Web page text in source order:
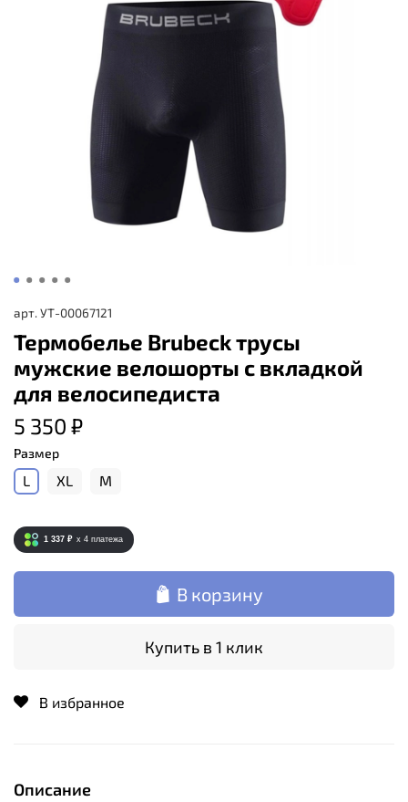
арт. УТ-00067121
Термобелье Brubeck трусы
мужские велошорты с вкладкой
для велосипедиста
5 350 ₽
Размер
L XL М
1 337 ₽ x 4 платежа
В корзину
Купить в 1 клик
В избранное
Описание